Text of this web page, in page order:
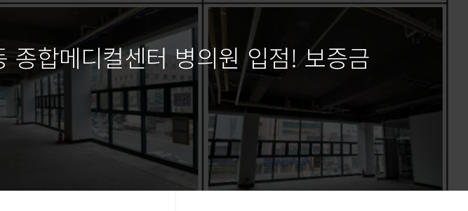
종합메디컬센터 병의원 입점! 보증금